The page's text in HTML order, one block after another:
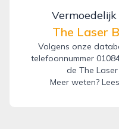
The Laser
Volgens onze
telefoonnummer
de The
Meer weten? Lees